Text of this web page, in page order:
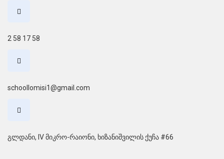
2 58 17 58
schoollomisi1@gmail.com
გლდანი, IV მიკრო-რაიონი, ხიზანიშვილის ქუჩა #66